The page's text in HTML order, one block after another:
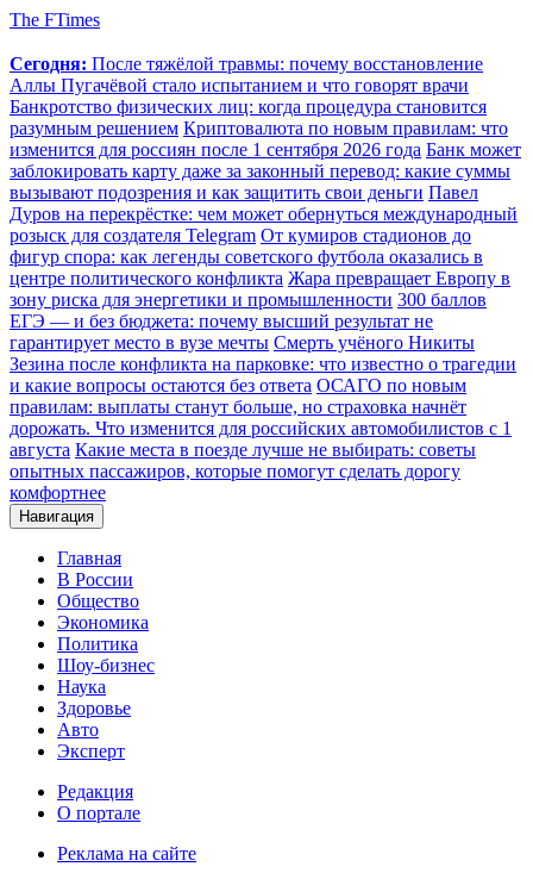
The FTimes
Сегодня: После тяжёлой травмы: почему восстановление
Аллы Пугачёвой стало испытанием и что говорят врачи
Банкротство физических лиц: когда процедура становится
разумным решением Криптовалюта по новым правилам: что
изменится для россиян после 1 сентября 2026 года Банк может
заблокировать карту даже за законный перевод: какие суммы
вызывают подозрения и как защитить свои деньги Павел
Дуров на перекрёстке: чем может обернуться международный
розыск для создателя Telegram От кумиров стадионов до
фигур спора: как легенды советского футбола оказались в
центре политического конфликта Жара превращает Европу в
зону риска для энергетики и промышленности 300 баллов
ЕГЭ — и без бюджета: почему высший результат не
гарантирует место в вузе мечты Смерть учёного Никиты
Зезина после конфликта на парковке: что известно о трагедии
и какие вопросы остаются без ответа ОСАГО по новым
правилам: выплаты станут больше, но страховка начнёт
дорожать. Что изменится для российских автомобилистов с 1
августа Какие места в поезде лучше не выбирать: советы
опытных пассажиров, которые помогут сделать дорогу
комфортнее
Навигация
Главная
В России
Общество
Экономика
Политика
Шоу-бизнес
Наука
Здоровье
Авто
Эксперт
Редакция
О портале
Реклама на сайте